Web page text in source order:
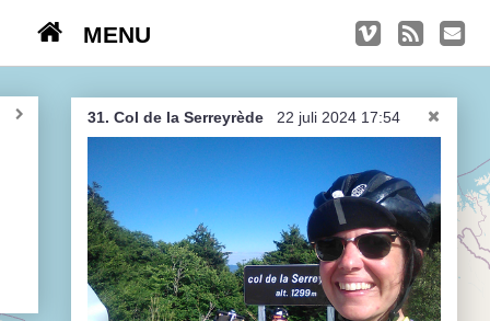
MENU
Kasseien
België / Duitsland / Nederland
Hoogtepunten
Soeperlange tocht
Afleveringen
31. Col de la Serreyrède 22 juli 2024 17:54